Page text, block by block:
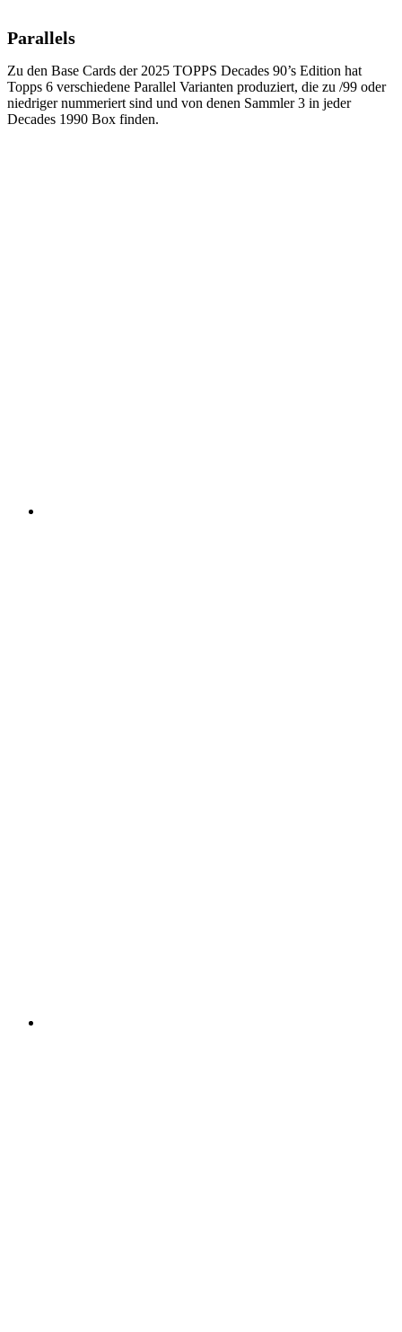
Parallels
Zu den Base Cards der 2025 TOPPS Decades 90’s Edition hat
Topps 6 verschiedene Parallel Varianten produziert, die zu /99 oder
niedriger nummeriert sind und von denen Sammler 3 in jeder
Decades 1990 Box finden.